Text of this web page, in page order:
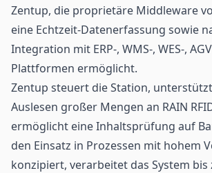
Zentup, die proprietäre Middleware
eine Echtzeit-Datenerfassung sowie
Integration mit ERP-, WMS-, WES-,
Plattformen ermöglicht.
Zentup steuert die Station,
Auslesen großer Mengen an RAIN
ermöglicht eine Inhaltsprüfung auf
den Einsatz in Prozessen mit hohem
konzipiert, verarbeitet das System bis